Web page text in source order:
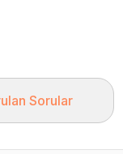
Sorular